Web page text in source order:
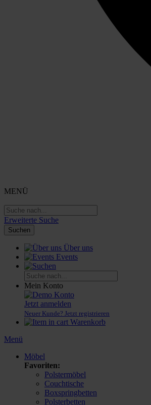
MENÜ
Erweiterte Suche
Suchen
Über uns
Events
Mein Konto
Konto
Jetzt anmelden
Neuer Kunde? Jetzt registrieren
Warenkorb
Menü
Möbel
Favoriten:
Polstermöbel
Couchtische
Boxspringbetten
Polsterbetten